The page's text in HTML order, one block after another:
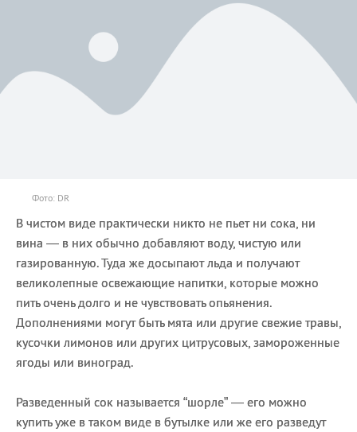
Фото: DR
В чистом виде практически никто не пьет ни сока, ни
вина — в них обычно добавляют воду, чистую или
газированную. Туда же досыпают льда и получают
великолепные освежающие напитки, которые можно
пить очень долго и не чувствовать опьянения.
Дополнениями могут быть мята или другие свежие травы,
кусочки лимонов или других цитрусовых, замороженные
ягоды или виноград.
Разведенный сок называется “шорле” — его можно
купить уже в таком виде в бутылке или же его разведут